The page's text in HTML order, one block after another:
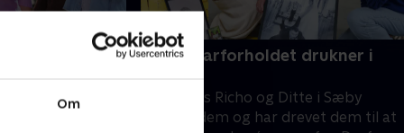
Om
får hjælp
er vokset
8. Når parforholdet drukner i
Rodet hos Richo og Ditte i Sæby
presser dem og har drevet dem til at